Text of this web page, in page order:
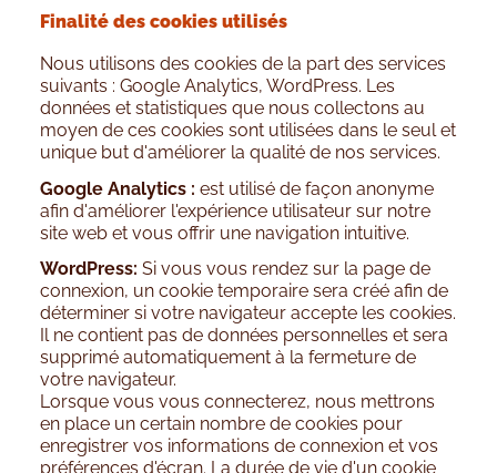
Finalité des cookies utilisés
Nous utilisons des cookies de la part des services
suivants : Google Analytics, WordPress. Les
données et statistiques que nous collectons au
moyen de ces cookies sont utilisées dans le seul et
unique but d'améliorer la qualité de nos services.
Google Analytics : est utilisé de façon anonyme
afin d'améliorer l'expérience utilisateur sur notre
site web et vous offrir une navigation intuitive.
WordPress: Si vous vous rendez sur la page de
connexion, un cookie temporaire sera créé afin de
déterminer si votre navigateur accepte les cookies.
Il ne contient pas de données personnelles et sera
supprimé automatiquement à la fermeture de
votre navigateur.
Lorsque vous vous connecterez, nous mettrons
en place un certain nombre de cookies pour
enregistrer vos informations de connexion et vos
préférences d'écran. La durée de vie d'un cookie